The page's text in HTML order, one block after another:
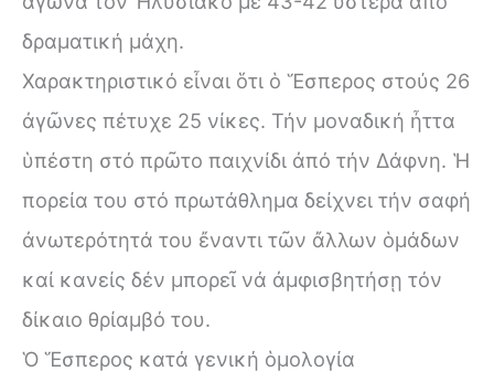
δραματική μάχη.
Χαρακτηριστικό εἶναι ὅτι ὁ Ἕσπερος στούς 26
ἀγῶνες πέτυχε 25 νίκες. Τήν μοναδική ἦττα
ὑπέστη στό πρῶτο παιχνίδι ἀπό τήν Δάφνη. Ἡ
πορεία του στό πρωτάθλημα δείχνει τήν σαφή
ἀνωτερότητά του ἔναντι τῶν ἄλλων ὁμάδων
καί κανείς δέν μπορεῖ νά ἀμφισβητήσῃ τόν
δίκαιο θρίαμβό του.
Ὁ Ἕσπερος κατά γενική ὁμολογία